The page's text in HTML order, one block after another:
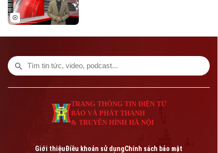
TRANG THÔNG TIN ĐIỆN TỬ
BÁO VÀ PHÁT THANH
& TRUYỀN HÌNH HÀ NỘI
Giới thiệuĐiều khoản sử dụngChính sách bảo mật